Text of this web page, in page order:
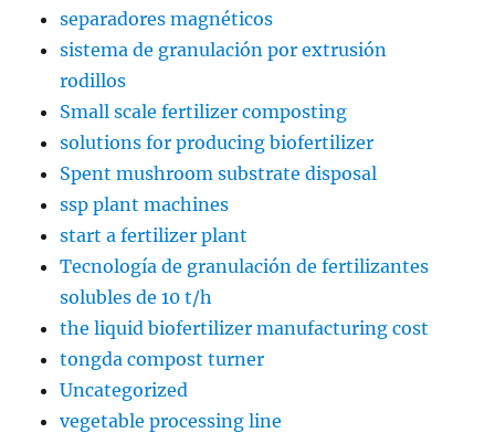
separadores magnéticos
sistema de granulación por extrusión
rodillos
Small scale fertilizer composting
solutions for producing biofertilizer
Spent mushroom substrate disposal
ssp plant machines
start a fertilizer plant
Tecnología de granulación de fertilizantes
solubles de 10 t/h
the liquid biofertilizer manufacturing cost
tongda compost turner
Uncategorized
vegetable processing line